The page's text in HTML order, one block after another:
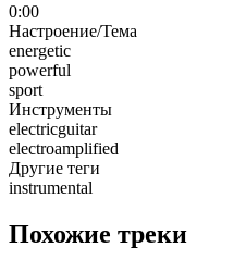
0:00
Настроение/Тема
energetic
powerful
sport
Инструменты
electricguitar
electroamplified
Другие теги
instrumental
Похожие треки